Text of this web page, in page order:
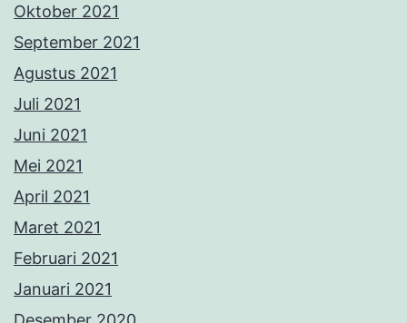
Oktober 2021
September 2021
Agustus 2021
Juli 2021
Juni 2021
Mei 2021
April 2021
Maret 2021
Februari 2021
Januari 2021